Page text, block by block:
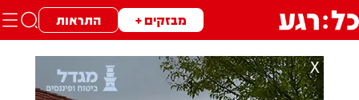
מבזקים + התראות
X